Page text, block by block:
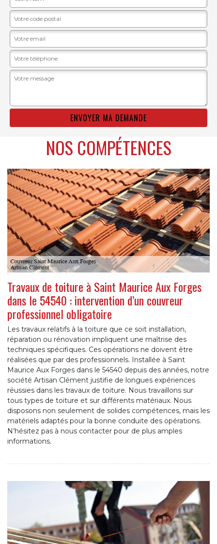
NOS COMPÉTENCES
Travaux de toiture à Saint Maurice Aux Forges
dans le 54540 : intervention d’un couvreur
professionnel obligatoire
Les travaux relatifs à la toiture que ce soit installation,
réparation ou rénovation impliquent une maîtrise des
techniques spécifiques. Ces opérations ne doivent être
réalisées que par des professionnels. Installée à Saint
Maurice Aux Forges dans le 54540 depuis des années, notre
société Artisan Clément justifie de longues expériences
réussies dans les travaux de toiture. Nous travaillons sur
tous types de toiture et sur différents matériaux. Nous
disposons non seulement de solides compétences, mais les
matériels adaptés pour la bonne conduite des opérations.
N’hésitez pas à nous contacter pour de plus amples
informations.